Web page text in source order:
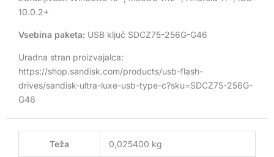
10.0.2+
Vsebina paketa: USB ključ SDCZ75-256G-G46
Uradna stran proizvajalca:
https://shop.sandisk.com/products/usb-flash-
drives/sandisk-ultra-luxe-usb-type-c?sku=SDCZ75-256G-
G46
Teža 0,025400 kg